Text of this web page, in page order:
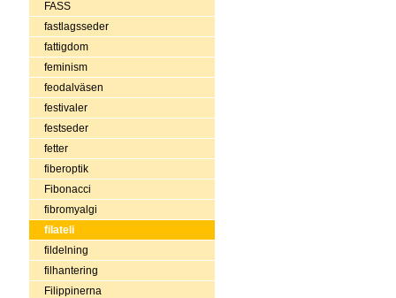
FASS
fastlagsseder
fattigdom
feminism
feodalväsen
festivaler
festseder
fetter
fiberoptik
Fibonacci
fibromyalgi
filateli
fildelning
filhantering
Filippinerna